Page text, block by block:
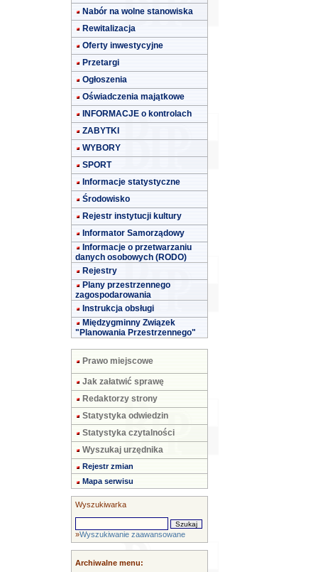
Nabór na wolne stanowiska
Rewitalizacja
Oferty inwestycyjne
Przetargi
Ogłoszenia
Oświadczenia majątkowe
INFORMACJE o kontrolach
ZABYTKI
WYBORY
SPORT
Informacje statystyczne
Środowisko
Rejestr instytucji kultury
Informator Samorządowy
Informacje o przetwarzaniu
danych osobowych (RODO)
Rejestry
Plany przestrzennego
zagospodarowania
Instrukcja obsługi
Międzygminny Związek
"Planowania Przestrzennego"
Prawo miejscowe
Jak załatwić sprawę
Redaktorzy strony
Statystyka odwiedzin
Statystyka czytalności
Wyszukaj urzędnika
Rejestr zmian
Mapa serwisu
Wyszukiwarka
»Wyszukiwanie zaawansowane
Archiwalne menu: